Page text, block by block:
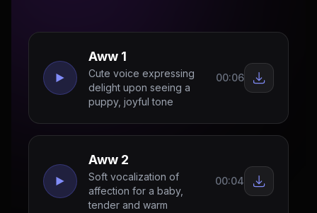
Aww 1
Cute voice expressing
delight upon seeing a
puppy, joyful tone
00:06
Aww 2
Soft vocalization of
affection for a baby,
tender and warm
00:04